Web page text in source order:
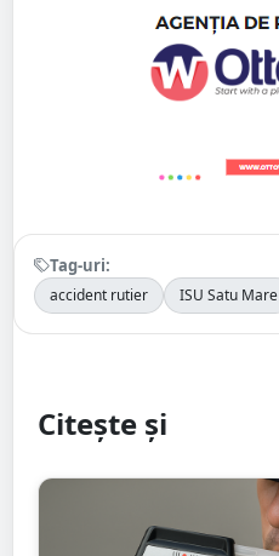
Tag-uri:
accident rutier ISU Satu Mare
Citește și